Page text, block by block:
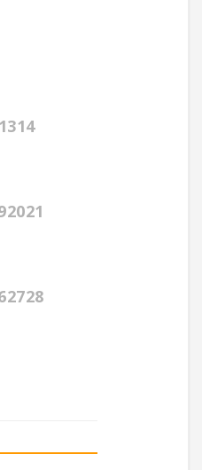
1314
2021
2728